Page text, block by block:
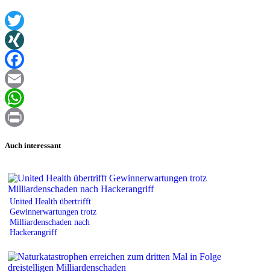
Twitter
XING
Facebook
Email
WhatsApp
Auch interessant
United Health übertrifft
Gewinnerwartungen trotz
Milliardenschaden nach
Hackerangriff